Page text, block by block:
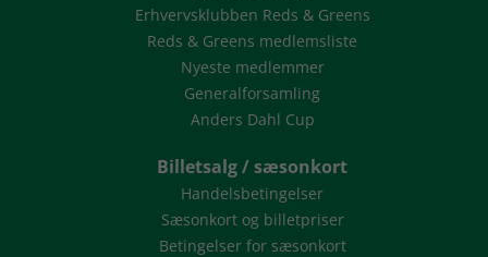
Erhvervsklubben Reds & Greens
Reds & Greens medlemsliste
Nyeste medlemmer
Generalforsamling
Anders Dahl Cup
Billetsalg / sæsonkort
Handelsbetingelser
Sæsonkort og billetpriser
Betingelser for sæsonkort